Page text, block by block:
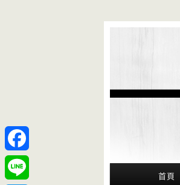
Main Menu
首頁
Facebook